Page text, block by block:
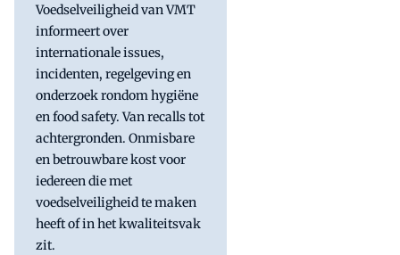
Voedselveiligheid van VMT
informeert over
internationale issues,
incidenten, regelgeving en
onderzoek rondom hygiëne
en food safety. Van recalls tot
achtergronden. Onmisbare
en betrouwbare kost voor
iedereen die met
voedselveiligheid te maken
heeft of in het kwaliteitsvak
zit.